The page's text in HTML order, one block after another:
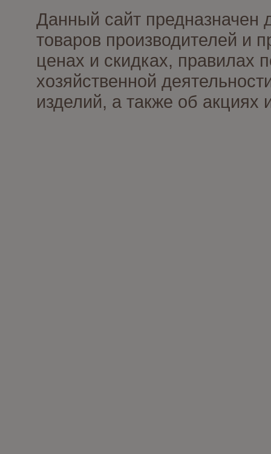
Данный сайт предназначен
товаров производителей и
ценах и скидках, правилах
хозяйственной
изделий, а также об